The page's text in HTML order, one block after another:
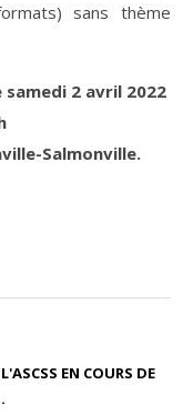
sans thème
2 avril 2022
Salmonville.
EN COURS DE